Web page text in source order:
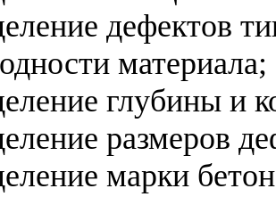
дефектов
материала;
глубины и
размеров
марки